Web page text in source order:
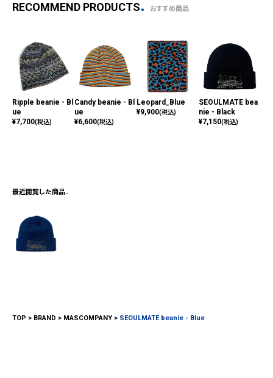
RECOMMEND PRODUCTS おすすめ商品
Ripple beanie - Bl
ue
¥7,700(税込)
Candy beanie - Bl
ue
¥6,600(税込)
Leopard_Blue
¥9,900(税込)
SEOULMATE bea
nie - Black
¥7,150(税込)
最近閲覧した商品
TOP BRAND MASCOMPANY SEOULMATE beanie - Blue